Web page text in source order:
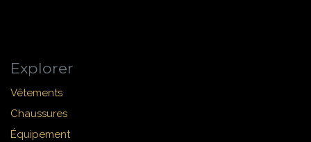
Explorer
Vêtements
Chaussures
Équipement